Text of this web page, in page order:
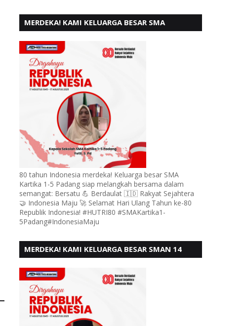
MERDEKA! KAMI KELUARGA BESAR SMA
KE - 80, MOTO" BERSATU BERD
80 tahun Indonesia merdeka! Keluarga besar SMA
Kartika 1-5 Padang siap melangkah bersama dalam
semangat: Bersatu 💪 Berdaulat 🇮🇩 Rakyat Sejahtera
🤝 Indonesia Maju 🚀 Selamat Hari Ulang Tahun ke-80
Republik Indonesia! #HUTRI80 #SMAKartika1-
5Padang#IndonesiaMaju
MERDEKA! KAMI KELUARGA BESAR SMAN 14